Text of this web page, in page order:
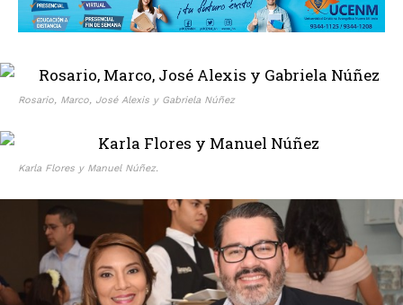
Rosario, Marco, José Alexis y Gabriela Núñez
Karla Flores y Manuel Núñez.